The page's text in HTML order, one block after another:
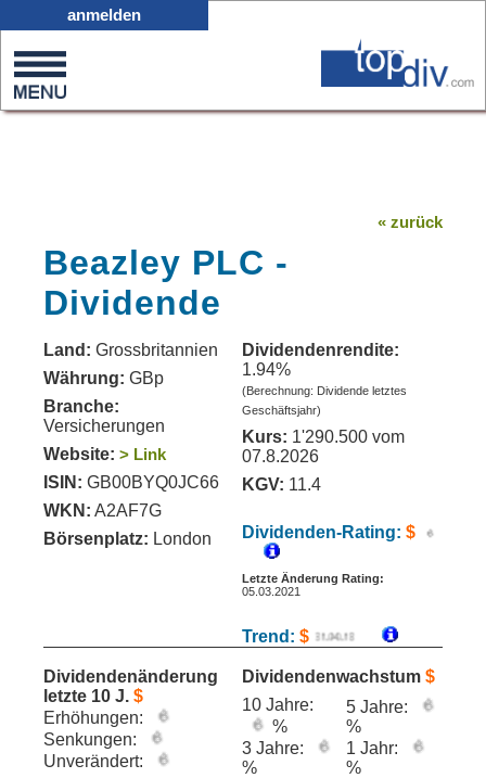
0
on
anmelden
« zurück
Beazley PLC -
Dividende
Land: Grossbritannien
Währung: GBp
Branche:
Versicherungen
Website: > Link
ISIN: GB00BYQ0JC66
WKN: A2AF7G
Börsenplatz: London
Dividendenrendite:
1.94%
(Berechnung: Dividende letztes
Geschäftsjahr)
Kurs: 1'290.500 vom
07.8.2026
KGV: 11.4
Dividenden-Rating: $
Letzte Änderung Rating:
05.03.2021
Trend: $
Dividendenänderung
letzte 10 J. $
Erhöhungen:
Senkungen:
Unverändert:
Dividendenwachstum $
10 Jahre:
%
5 Jahre:
%
3 Jahre:
%
1 Jahr:
%